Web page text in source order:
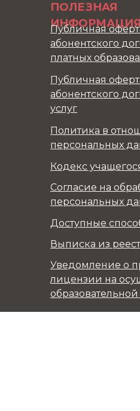
ПОЛЕЗНАЯ
Кодекс
Уведомление о
лицензии на
Выписка из
Доступные
Согласие на
персональных
Политика в
персональных
Публичная
абонентского
услуг
Публичная
абонентского
платных